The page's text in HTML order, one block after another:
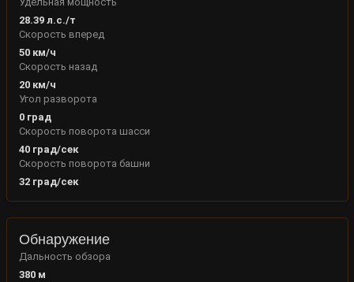
28.39л.с./т
Скорость вперед
50км/ч
Скорость назад
20км/ч
Угол разворота
0град
Скорость поворота шасси
40град/сек
Скорость поворота башни
32град/сек
Обнаружение
Дальность обзора
380м